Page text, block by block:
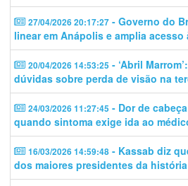
27/04/2026 20:17:27 - Governo do
linear em Anápolis e amplia acesso
20/04/2026 14:53:25 - ‘Abril
dúvidas sobre perda de visão na
24/03/2026 11:27:45 - Dor de
quando sintoma exige ida ao
16/03/2026 14:59:48 - Kassab diz
dos maiores presidentes da história